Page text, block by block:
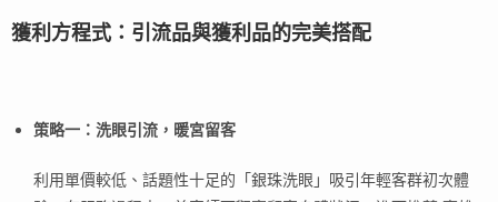
獲利方程式：引流品與獲利品的完美搭配
策略一：洗眼引流，暖宮留客
利用單價較低、話題性十足的「銀珠洗眼」吸引年輕客群初次體